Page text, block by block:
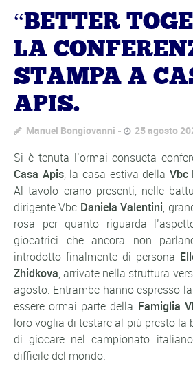
“BETTER
LA
STAMPA A
APIS.
Manuel Bongiovanni 25 agosto
Si è tenuta l’ormai consueta
Casa Apis, la casa estiva della Vbc
Al tavolo erano presenti, nelle
dirigente Vbc Daniela Valentini,
rosa per quanto riguarda
giocatrici che ancora non
introdotto finalmente di persona
Zhidkova, arrivate nella struttura
agosto. Entrambe hanno espresso
essere ormai parte della Famiglia
loro voglia di testare al più presto la
di giocare nel campionato
difficile del mondo.